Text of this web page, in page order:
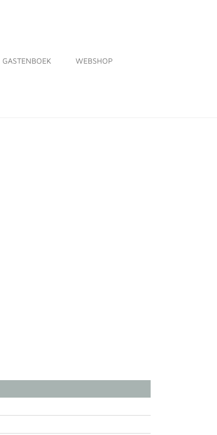
GASTENBOEK WEBSHOP